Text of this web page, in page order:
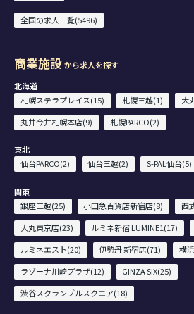
全国の求人一覧(5496)
商業施設から求人を探す
北海道
札幌ステラプレイス(15)
札幌三越(1)
大
丸井今井札幌本店(9)
札幌PARCO(2)
東北
仙台PARCO(2)
仙台三越(2) S-PAL仙台(5)
関東
銀座三越(25)
小田急百貨店新宿店(8)
西
大丸東京店(23)
ルミネ新宿 LUMINE1(17)
ルミネエスト(20)
伊勢丹 新宿店(71)
横
ラゾーナ川崎プラザ(12)
GINZA SIX(25)
渋谷スクランブルスクエア(18)